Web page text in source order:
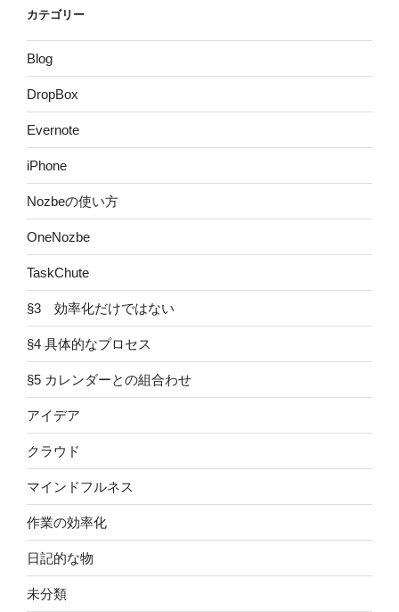
カテゴリー
Blog
DropBox
Evernote
iPhone
Nozbeの使い方
OneNozbe
TaskChute
§3 効率化だけではない
§4 具体的なプロセス
§5 カレンダーとの組合わせ
アイデア
クラウド
マインドフルネス
作業の効率化
日記的な物
未分類